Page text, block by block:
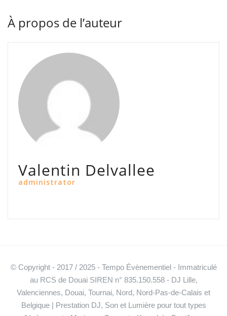
À propos de l’auteur
Valentin Delvallee
administrator
© Copyright - 2017 / 2025 - Tempo Évènementiel - Immatriculé
au RCS de Douai SIREN n° 835.150.558 - DJ Lille,
Valenciennes, Douai, Tournai, Nord, Nord-Pas-de-Calais et
Belgique | Prestation DJ, Son et Lumière pour tout types